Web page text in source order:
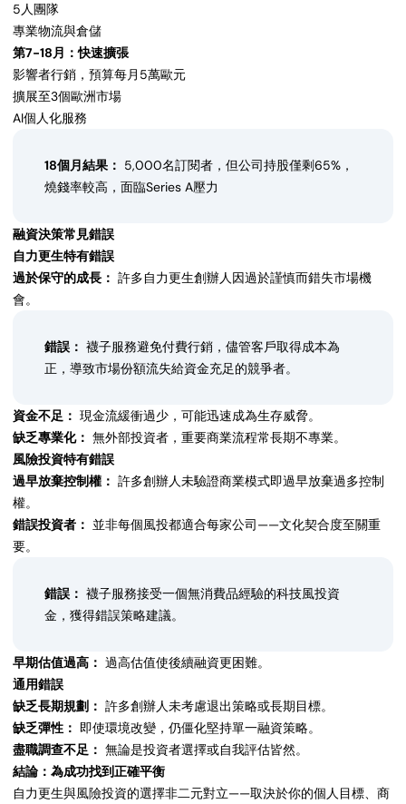
5人團隊
專業物流與倉儲
第7-18月：快速擴張
影響者行銷，預算每月5萬歐元
擴展至3個歐洲市場
AI個人化服務
18個月結果： 5,000名訂閱者，但公司持股僅剩65%，
燒錢率較高，面臨Series A壓力
融資決策常見錯誤
自力更生特有錯誤
過於保守的成長： 許多自力更生創辦人因過於謹慎而錯失市場機
會。
錯誤： 襪子服務避免付費行銷，儘管客戶取得成本為
正，導致市場份額流失給資金充足的競爭者。
資金不足： 現金流緩衝過少，可能迅速成為生存威脅。
缺乏專業化： 無外部投資者，重要商業流程常長期不專業。
風險投資特有錯誤
過早放棄控制權： 許多創辦人未驗證商業模式即過早放棄過多控制
權。
錯誤投資者： 並非每個風投都適合每家公司——文化契合度至關重
要。
錯誤： 襪子服務接受一個無消費品經驗的科技風投資
金，獲得錯誤策略建議。
早期估值過高： 過高估值使後續融資更困難。
通用錯誤
缺乏長期規劃： 許多創辦人未考慮退出策略或長期目標。
缺乏彈性： 即使環境改變，仍僵化堅持單一融資策略。
盡職調查不足： 無論是投資者選擇或自我評估皆然。
結論：為成功找到正確平衡
自力更生與風險投資的選擇非二元對立——取決於你的個人目標、商